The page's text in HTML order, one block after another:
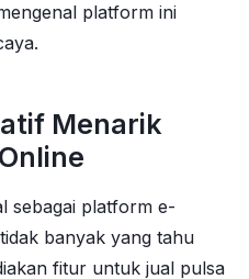
platform ini
Menarik
sebagai platform e-
banyak yang tahu
fitur untuk jual pulsa